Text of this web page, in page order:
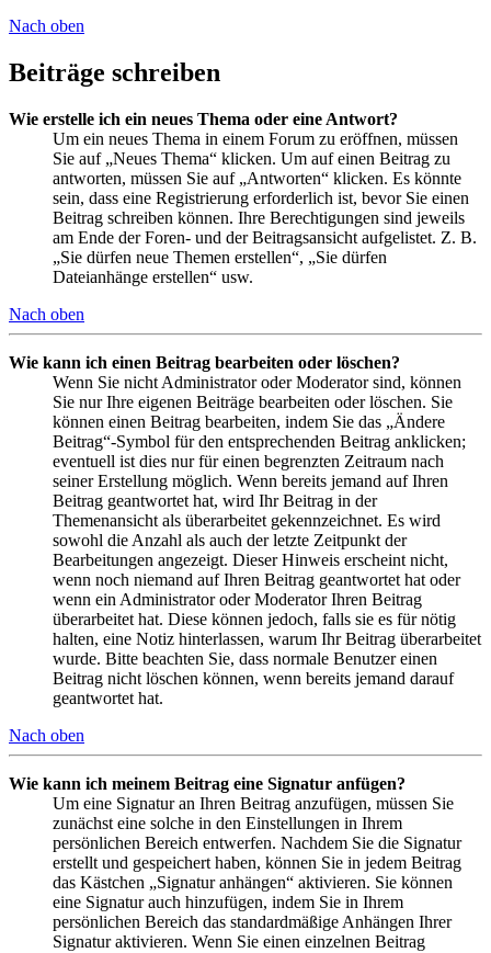
Nach oben
Beiträge schreiben
Wie erstelle ich ein neues Thema oder eine Antwort?
Um ein neues Thema in einem Forum zu eröffnen, müssen
Sie auf „Neues Thema“ klicken. Um auf einen Beitrag zu
antworten, müssen Sie auf „Antworten“ klicken. Es könnte
sein, dass eine Registrierung erforderlich ist, bevor Sie einen
Beitrag schreiben können. Ihre Berechtigungen sind jeweils
am Ende der Foren- und der Beitragsansicht aufgelistet. Z. B.
„Sie dürfen neue Themen erstellen“, „Sie dürfen
Dateianhänge erstellen“ usw.
Nach oben
Wie kann ich einen Beitrag bearbeiten oder löschen?
Wenn Sie nicht Administrator oder Moderator sind, können
Sie nur Ihre eigenen Beiträge bearbeiten oder löschen. Sie
können einen Beitrag bearbeiten, indem Sie das „Ändere
Beitrag“-Symbol für den entsprechenden Beitrag anklicken;
eventuell ist dies nur für einen begrenzten Zeitraum nach
seiner Erstellung möglich. Wenn bereits jemand auf Ihren
Beitrag geantwortet hat, wird Ihr Beitrag in der
Themenansicht als überarbeitet gekennzeichnet. Es wird
sowohl die Anzahl als auch der letzte Zeitpunkt der
Bearbeitungen angezeigt. Dieser Hinweis erscheint nicht,
wenn noch niemand auf Ihren Beitrag geantwortet hat oder
wenn ein Administrator oder Moderator Ihren Beitrag
überarbeitet hat. Diese können jedoch, falls sie es für nötig
halten, eine Notiz hinterlassen, warum Ihr Beitrag überarbeitet
wurde. Bitte beachten Sie, dass normale Benutzer einen
Beitrag nicht löschen können, wenn bereits jemand darauf
geantwortet hat.
Nach oben
Wie kann ich meinem Beitrag eine Signatur anfügen?
Um eine Signatur an Ihren Beitrag anzufügen, müssen Sie
zunächst eine solche in den Einstellungen in Ihrem
persönlichen Bereich entwerfen. Nachdem Sie die Signatur
erstellt und gespeichert haben, können Sie in jedem Beitrag
das Kästchen „Signatur anhängen“ aktivieren. Sie können
eine Signatur auch hinzufügen, indem Sie in Ihrem
persönlichen Bereich das standardmäßige Anhängen Ihrer
Signatur aktivieren. Wenn Sie einen einzelnen Beitrag